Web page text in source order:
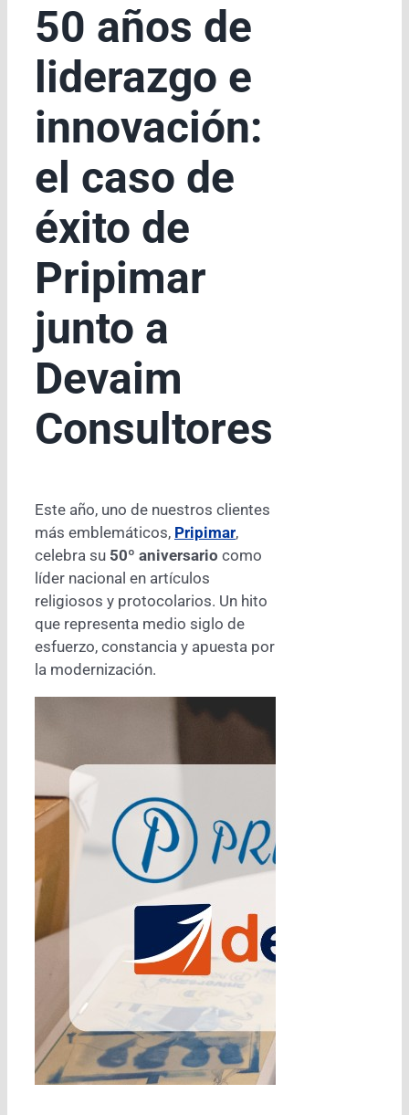
50 años de
liderazgo e
innovación:
el caso de
éxito de
Pripimar
junto a
Devaim
Consultores
Este año, uno de nuestros clientes
más emblemáticos, Pripimar,
celebra su 50º aniversario como
líder nacional en artículos
religiosos y protocolarios. Un hito
que representa medio siglo de
esfuerzo, constancia y apuesta por
la modernización.